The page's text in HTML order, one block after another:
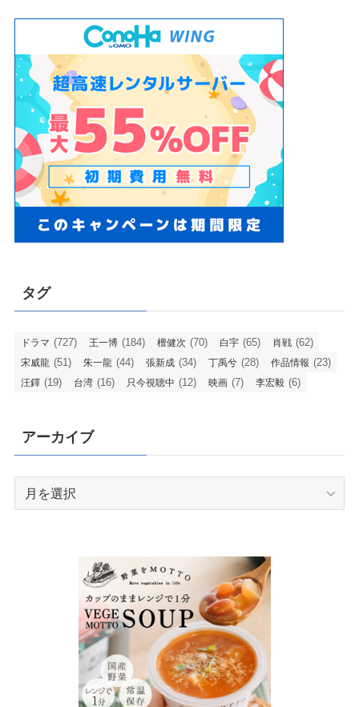
タグ
ドラマ (727) 王一博 (184) 檀健次 (70) 白宇 (65) 肖戦 (62)
宋威龍 (51) 朱一龍 (44) 張新成 (34) 丁禹兮 (28) 作品情報 (23)
汪鐸 (19) 台湾 (16) 只今視聴中 (12) 映画 (7) 李宏毅 (6)
アーカイブ